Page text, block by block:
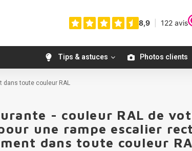
Tips & astuces Photos clients
dans toute couleur RAL
- couleur RAL de
une rampe escalier
dans toute couleur